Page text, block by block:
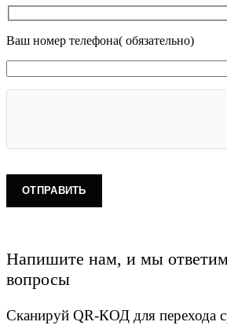
Ваш номер телефона( обязательно)
Напишите нам, и мы
вопросы
Сканируй QR-КОД для перехода